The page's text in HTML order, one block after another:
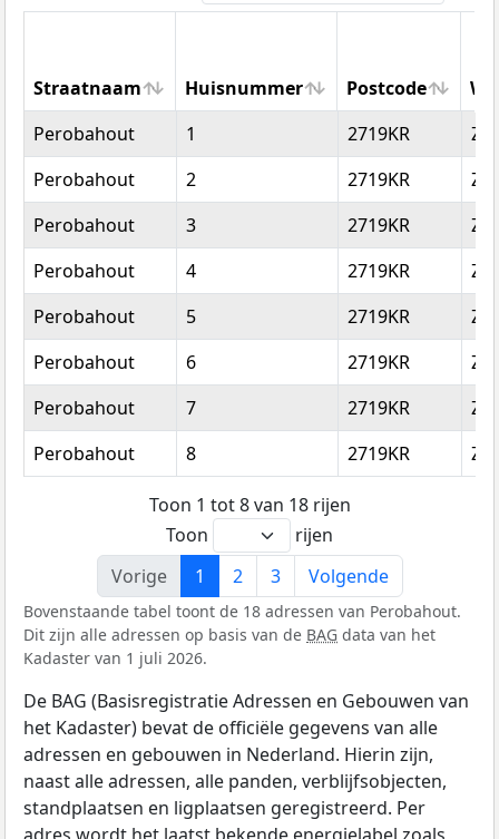
Straatnaam Huisnummer Postcode
Straatnaam
Huisnummer Postcode
Perobahout 1 2719KR
Perobahout
2 2719KR
Perobahout
3 2719KR
Perobahout
4 2719KR
Perobahout
5 2719KR
Perobahout
6 2719KR
Perobahout
7 2719KR
Perobahout
8 2719KR
Toon 1 tot 8 van 18 rijen
Toon
rijen
Vorige
1 2 3 Volgende
Bovenstaande tabel toont de 18 adressen van Perobahout.
Dit zijn alle adressen op basis van de BAG data van het
Kadaster van 1 juli 2026.
De BAG (Basisregistratie Adressen en Gebouwen van
het Kadaster) bevat de officiële gegevens van alle
adressen en gebouwen in Nederland. Hierin zijn,
naast alle adressen, alle panden, verblijfsobjecten,
standplaatsen en ligplaatsen geregistreerd. Per